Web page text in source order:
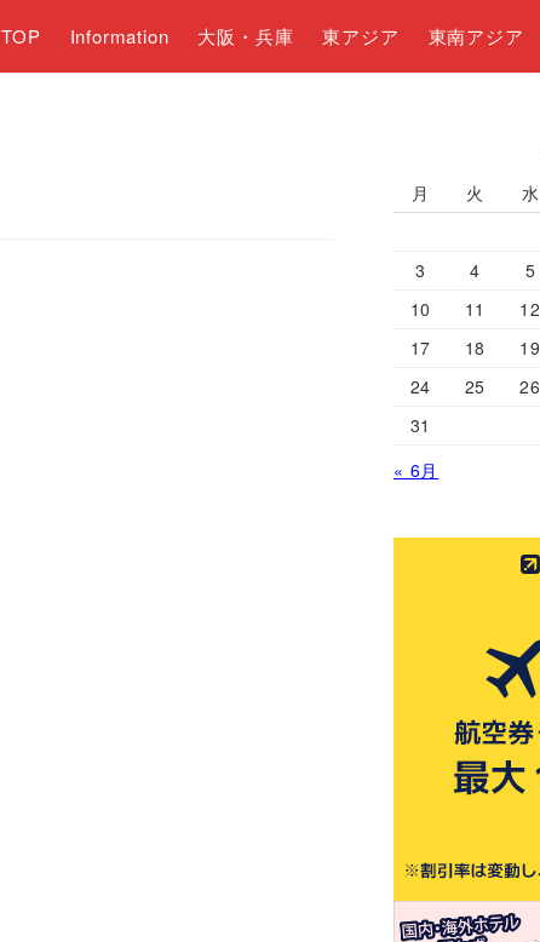
TOP Information 大阪・兵庫 東アジア 東南アジア
月
火 水
3
4 5
10
11 12
17
18 19
24
25 26
31
« 6月